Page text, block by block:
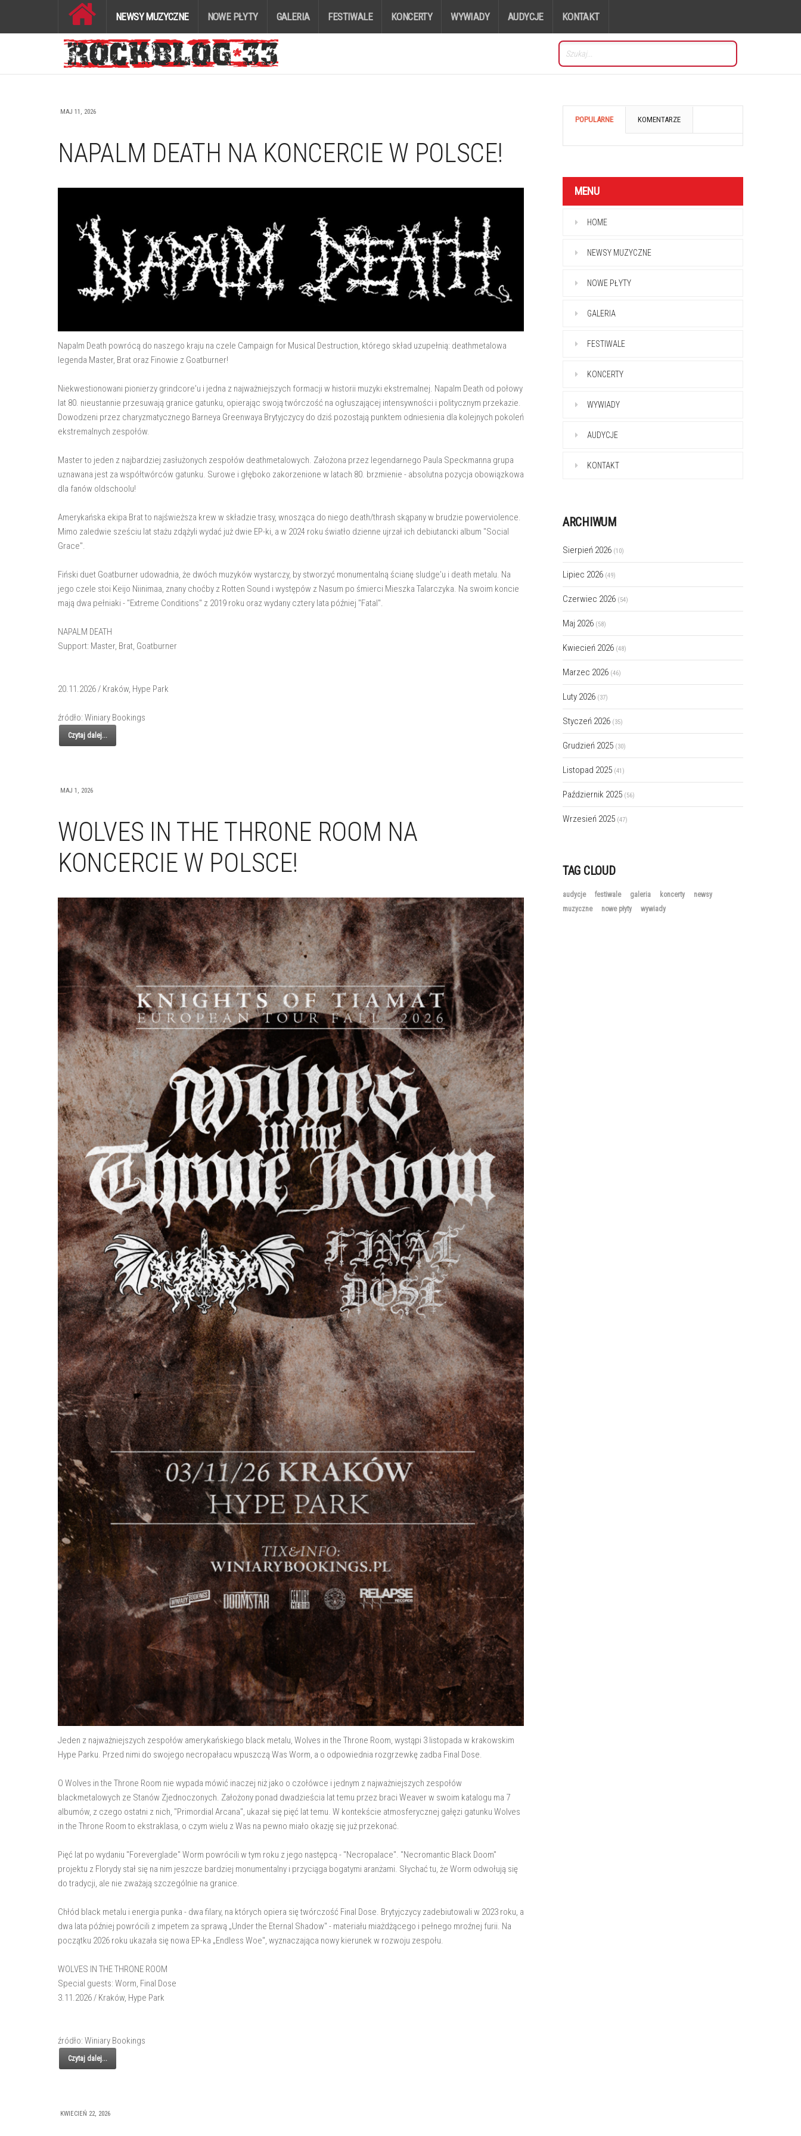
NEWSY MUZYCZNE NOWE PŁYTY GALERIA FESTIWALE KONCERTY WYWIADY AUDYCJE KONTAKT
MAJ 11, 2026
NAPALM DEATH NA KONCERCIE W POLSCE!
Napalm Death powrócą do naszego kraju na czele Campaign for Musical Destruction, którego skład uzupełnią: deathmetalowa
legenda Master, Brat oraz Finowie z Goatburner!
Niekwestionowani pionierzy grindcore'u i jedna z najważniejszych formacji w historii muzyki ekstremalnej. Napalm Death od połowy
lat 80. nieustannie przesuwają granice gatunku, opierając swoją twórczość na ogłuszającej intensywności i politycznym przekazie.
Dowodzeni przez charyzmatycznego Barneya Greenwaya Brytyjczycy do dziś pozostają punktem odniesienia dla kolejnych pokoleń
ekstremalnych zespołów.
Master to jeden z najbardziej zasłużonych zespołów deathmetalowych. Założona przez legendarnego Paula Speckmanna grupa
uznawana jest za współtwórców gatunku. Surowe i głęboko zakorzenione w latach 80. brzmienie - absolutna pozycja obowiązkowa
dla fanów oldschoolu!
Amerykańska ekipa Brat to najświeższa krew w składzie trasy, wnosząca do niego death/thrash skąpany w brudzie powerviolence.
Mimo zaledwie sześciu lat stażu zdążyli wydać już dwie EP-ki, a w 2024 roku światło dzienne ujrzał ich debiutancki album "Social
Grace".
Fiński duet Goatburner udowadnia, że dwóch muzyków wystarczy, by stworzyć monumentalną ścianę sludge'u i death metalu. Na
jego czele stoi Keijo Niinimaa, znany choćby z Rotten Sound i występów z Nasum po śmierci Mieszka Talarczyka. Na swoim koncie
mają dwa pełniaki - "Extreme Conditions" z 2019 roku oraz wydany cztery lata później "Fatal".
NAPALM DEATH
Support: Master, Brat, Goatburner
20.11.2026 / Kraków, Hype Park
źródło: Winiary Bookings
Czytaj dalej...
MAJ 1, 2026
WOLVES IN THE THRONE ROOM NA
KONCERCIE W POLSCE!
Jeden z najważniejszych zespołów amerykańskiego black metalu, Wolves in the Throne Room, wystąpi 3 listopada w krakowskim
Hype Parku. Przed nimi do swojego necropałacu wpuszczą Was Worm, a o odpowiednia rozgrzewkę zadba Final Dose.
O Wolves in the Throne Room nie wypada mówić inaczej niż jako o czołówce i jednym z najważniejszych zespołów
blackmetalowych ze Stanów Zjednoczonych. Założony ponad dwadzieścia lat temu przez braci Weaver w swoim katalogu ma 7
albumów, z czego ostatni z nich, "Primordial Arcana", ukazał się pięć lat temu. W kontekście atmosferycznej gałęzi gatunku Wolves
in the Throne Room to ekstraklasa, o czym wielu z Was na pewno miało okazję się już przekonać.
Pięć lat po wydaniu "Foreverglade" Worm powrócili w tym roku z jego następcą - "Necropalace". "Necromantic Black Doom"
projektu z Florydy stał się na nim jeszcze bardziej monumentalny i przyciąga bogatymi aranżami. Słychać tu, że Worm odwołują się
do tradycji, ale nie zważają szczególnie na granice.
Chłód black metalu i energia punka - dwa filary, na których opiera się twórczość Final Dose. Brytyjczycy zadebiutowali w 2023 roku, a
dwa lata później powrócili z impetem za sprawą „Under the Eternal Shadow" - materiału miażdżącego i pełnego mroźnej furii. Na
początku 2026 roku ukazała się nowa EP-ka „Endless Woe", wyznaczająca nowy kierunek w rozwoju zespołu.
WOLVES IN THE THRONE ROOM
Special guests: Worm, Final Dose
3.11.2026 / Kraków, Hype Park
źródło: Winiary Bookings
Czytaj dalej...
KWIECIEŃ 22, 2026
POPULARNE KOMENTARZE
MENU
HOME
NEWSY MUZYCZNE
NOWE PŁYTY
GALERIA
FESTIWALE
KONCERTY
WYWIADY
AUDYCJE
KONTAKT
ARCHIWUM
Sierpień 2026 (10)
Lipiec 2026 (49)
Czerwiec 2026 (54)
Maj 2026 (58)
Kwiecień 2026 (48)
Marzec 2026 (46)
Luty 2026 (37)
Styczeń 2026 (35)
Grudzień 2025 (30)
Listopad 2025 (41)
Październik 2025 (56)
Wrzesień 2025 (47)
TAG CLOUD
audycje festiwale galeria koncerty
newsy
muzyczne
nowe płyty wywiady